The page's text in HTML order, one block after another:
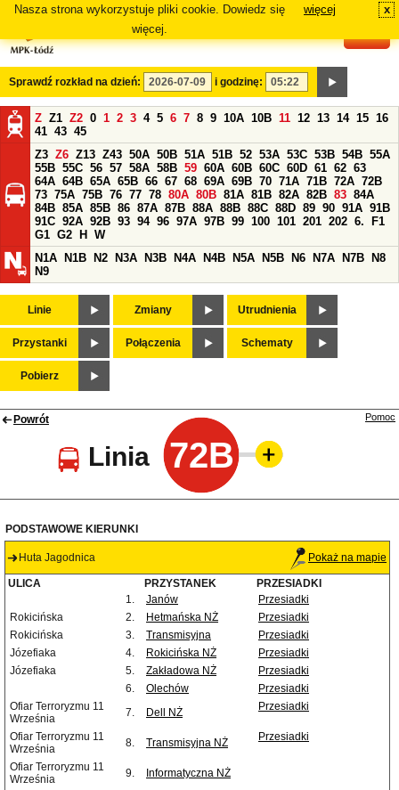
Nasza strona wykorzystuje pliki cookie. Dowiedz się
więcej.
więcej x
Sprawdź rozkład na dzień: i godzinę:
Z Z1 Z2 0 1 2 3 4 5 6 7 8 9 10A 10B 11 12 13 14 15 16
41 43 45
Z3 Z6 Z13 Z43 50A 50B 51A 51B 52 53A 53C 53B 54B 55A
55B 55C 56 57 58A 58B 59 60A 60B 60C 60D 61 62 63
64A 64B 65A 65B 66 67 68 69A 69B 70 71A 71B 72A 72B
73 75A 75B 76 77 78 80A 80B 81A 81B 82A 82B 83 84A
84B 85A 85B 86 87A 87B 88A 88B 88C 88D 89 90 91A 91B
91C 92A 92B 93 94 96 97A 97B 99 100 101 201 202 6.
F1
G1 G2 H
W
N1A
N1B N2 N3A N3B N4A N4B N5A N5B N6 N7A N7B
N8
N9
Linie Zmiany Utrudnienia
Przystanki Połączenia Schematy
Pobierz
Powrót
Linia 72B
Pomoc
PODSTAWOWE KIERUNKI
Huta Jagodnica Pokaż na mapie
ULICA PRZYSTANEK
PRZESIADKI
1.
Janów
Przesiadki
Rokicińska
2. Hetmańska NŻ
Przesiadki
Rokicińska
3. Transmisyjna
Przesiadki
Józefiaka
4. Rokicińska NŻ
Przesiadki
Józefiaka
5. Zakładowa NŻ
Przesiadki
6.
Olechów
Przesiadki
Ofiar Terroryzmu 11
Września
7. Dell NŻ Przesiadki
Ofiar Terroryzmu 11
Września
8. Transmisyjna NŻ Przesiadki
Ofiar Terroryzmu 11
Września
9. Informatyczna NŻ